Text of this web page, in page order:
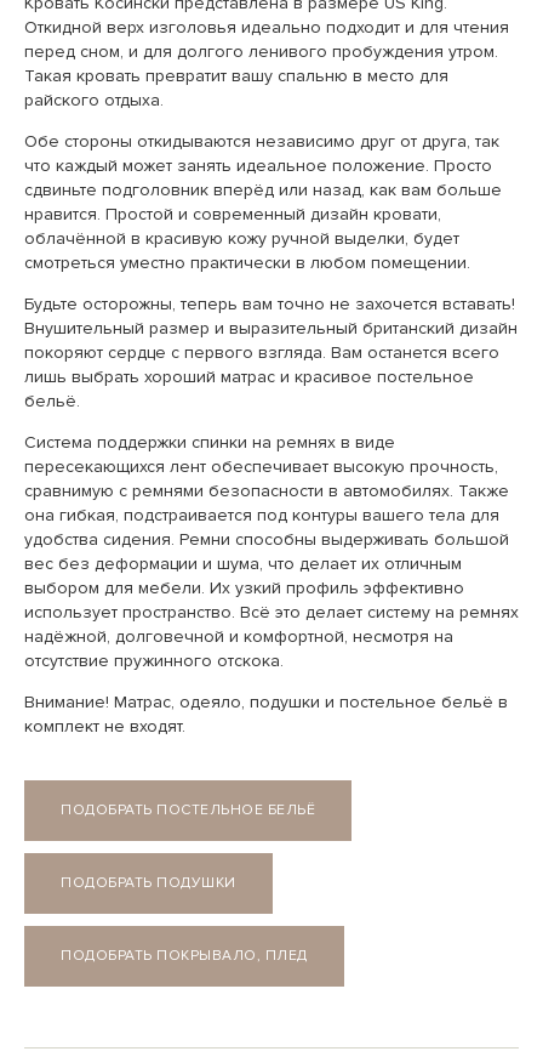
Откидной верх изголовья идеально подходит и для чтения
перед сном, и для долгого ленивого пробуждения утром.
Такая кровать превратит вашу спальню в место для
райского отдыха.
Обе стороны откидываются независимо друг от друга, так
что каждый может занять идеальное положение. Просто
сдвиньте подголовник вперёд или назад, как вам больше
нравится. Простой и современный дизайн кровати,
облачённой в красивую кожу ручной выделки, будет
смотреться уместно практически в любом помещении.
Будьте осторожны, теперь вам точно не захочется вставать!
Внушительный размер и выразительный британский дизайн
покоряют сердце с первого взгляда. Вам останется всего
лишь выбрать хороший матрас и красивое постельное
бельё.
Система поддержки спинки на ремнях в виде
пересекающихся лент обеспечивает высокую прочность,
сравнимую с ремнями безопасности в автомобилях. Также
она гибкая, подстраивается под контуры вашего тела для
удобства сидения. Ремни способны выдерживать большой
вес без деформации и шума, что делает их отличным
выбором для мебели. Их узкий профиль эффективно
использует пространство. Всё это делает систему на ремнях
надёжной, долговечной и комфортной, несмотря на
отсутствие пружинного отскока.
Внимание! Матрас, одеяло, подушки и постельное бельё в
комплект не входят.
ПОДОБРАТЬ ПОСТЕЛЬНОЕ БЕЛЬЁ
ПОДОБРАТЬ ПОДУШКИ
ПОДОБРАТЬ ПОКРЫВАЛО, ПЛЕД